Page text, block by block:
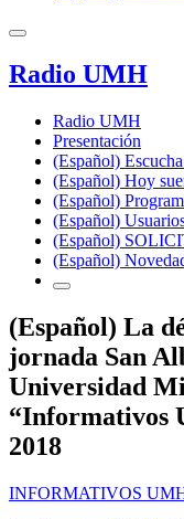
Radio UMH
Radio UMH
Presentación
(Español)
(Español) Hoy
(Español)
(Español)
(Español)
(Español)
(Español) La
jornada San
Universidad
“Informativos
2018
INFORMATIVOS